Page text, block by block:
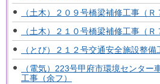
（土木）２０９号橋梁補修工事（Ｒ
（土木）２１０号橋梁補修工事（Ｒ
（とび）２１２号交通安全施設整備
（電気）223号甲府市環境センター
工事（余フ）